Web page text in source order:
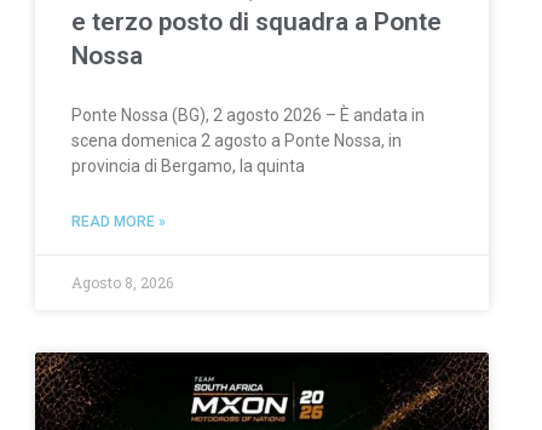
e terzo posto di squadra a Ponte
Nossa
Ponte Nossa (BG), 2 agosto 2026 – È andata in
scena domenica 2 agosto a Ponte Nossa, in
provincia di Bergamo, la quinta
READ MORE »
Agosto 8, 2026